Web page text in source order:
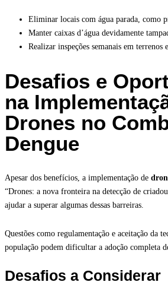
Eliminar locais com água parada, como
Manter caixas d’água devidamente
Realizar inspeções semanais em terrenos
Desafios e
na
Drones no
Dengue
Apesar dos benefícios, a implementação de
“Drones: a nova fronteira na detecção de
ajudar a superar algumas dessas barreiras.
Questões como regulamentação e aceitação da
população podem dificultar a adoção completa
Desafios a Considerar